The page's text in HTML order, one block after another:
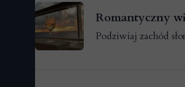
Romantyczny
Podziwiaj zachód